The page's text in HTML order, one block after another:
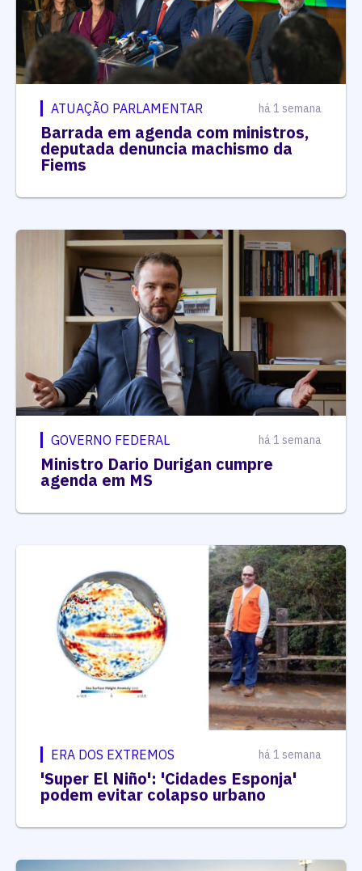
ATUAÇÃO PARLAMENTAR há 1 semana
Barrada em agenda com ministros,
deputada denuncia machismo da
Fiems
GOVERNO FEDERAL há 1 semana
Ministro Dario Durigan cumpre
agenda em MS
ERA DOS EXTREMOS há 1 semana
'Super El Niño': 'Cidades Esponja'
podem evitar colapso urbano